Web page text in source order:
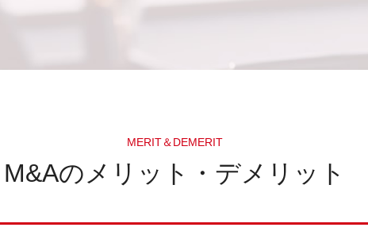
MERIT＆DEMERIT
M&Aのメリット・デメリット